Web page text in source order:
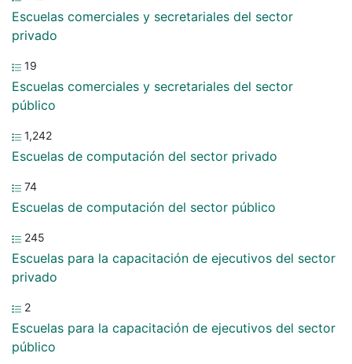
Escuelas comerciales y secretariales del sector
privado
19
Escuelas comerciales y secretariales del sector
público
1,242
Escuelas de computación del sector privado
74
Escuelas de computación del sector público
245
Escuelas para la capacitación de ejecutivos del sector
privado
2
Escuelas para la capacitación de ejecutivos del sector
público